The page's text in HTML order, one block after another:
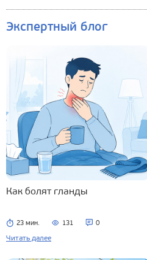
Экспертный блог
Как болят гланды
23 мин. 131 0
Читать далее